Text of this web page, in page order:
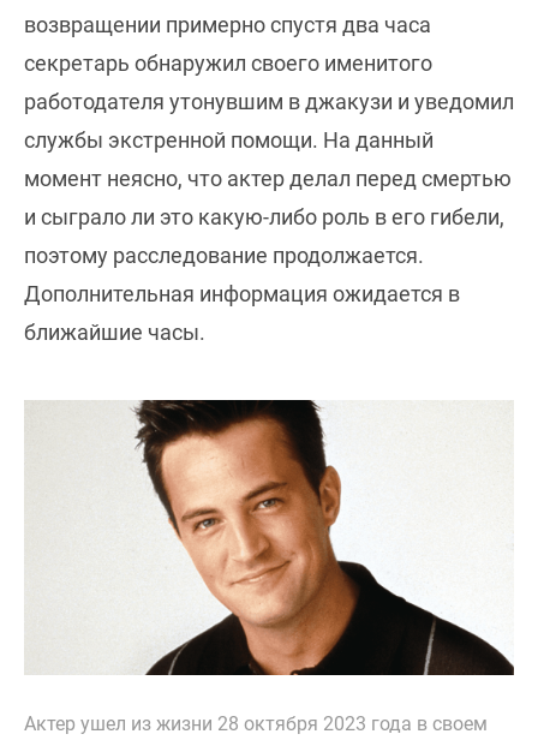
возвращении примерно спустя два часа
секретарь обнаружил своего именитого
работодателя утонувшим в джакузи и уведомил
службы экстренной помощи. На данный
момент неясно, что актер делал перед смертью
и сыграло ли это какую-либо роль в его гибели,
поэтому расследование продолжается.
Дополнительная информация ожидается в
ближайшие часы.
Актер ушел из жизни 28 октября 2023 года в своем